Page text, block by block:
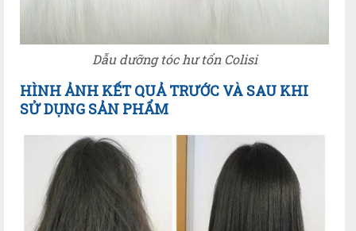
Dẫu dưỡng tóc hư tổn Colisi
HÌNH ẢNH KẾT QUẢ TRƯỚC VÀ SAU KHI
SỬ DỤNG SẢN PHẨM